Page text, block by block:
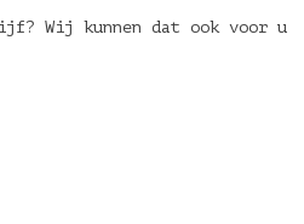
Wij kunnen dat ook voor u